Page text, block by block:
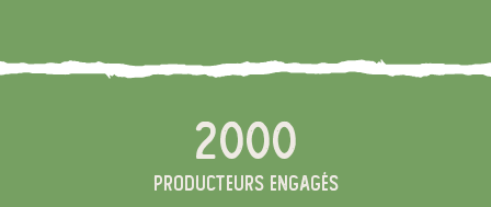
2000
producteurs engagés